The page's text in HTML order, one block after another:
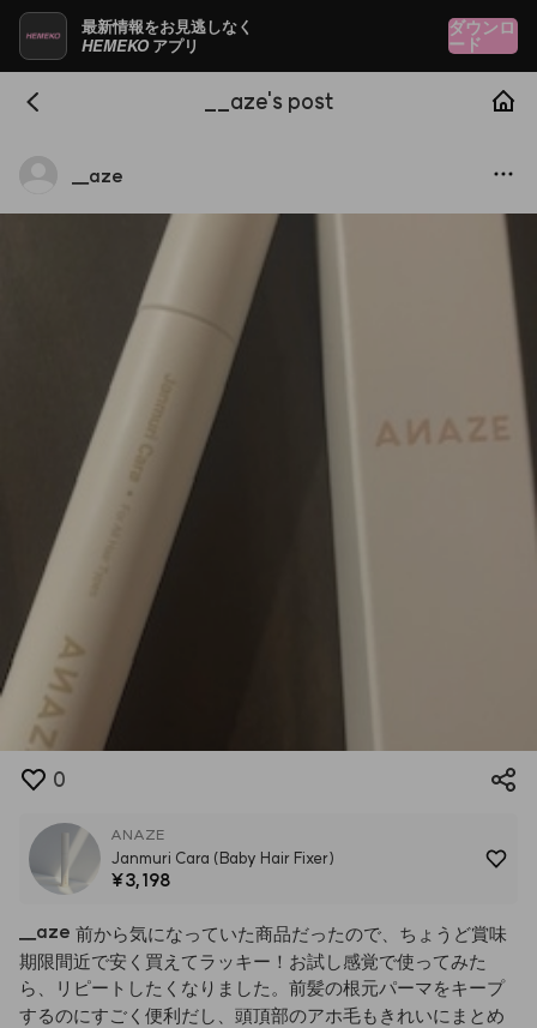
最新情報をお見逃しなく
HEMEKO アプリ
ダウンロ
ード
__aze's post
aze
0
ANAZE
Janmuri Cara (Baby Hair Fixer)
¥3,198
aze 前から気になっていた商品だったので、ちょうど賞味
期限間近で安く買えてラッキー！お試し感覚で使ってみた
ら、リピートしたくなりました。前髪の根元パーマをキープ
するのにすごく便利だし、頭頂部のアホ毛もきれいにまとめ